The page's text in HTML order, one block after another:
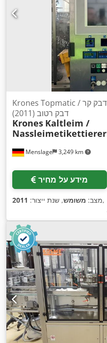
Menslage 3,249 km
Krones Topmatic מדביק תוויות בדבק קר /
דבק רטוב (2011)
Krones Kaltleim /
Nassleimetikettierer
מידע על מחיר
מצב: משומש, שנת ייצור: 2011 ,